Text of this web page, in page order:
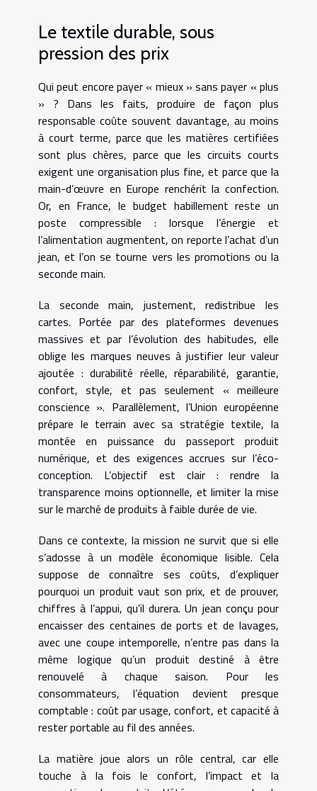
Le textile durable, sous
pression des prix
Qui peut encore payer « mieux » sans payer « plus
» ? Dans les faits, produire de façon plus
responsable coûte souvent davantage, au moins
à court terme, parce que les matières certifiées
sont plus chères, parce que les circuits courts
exigent une organisation plus fine, et parce que la
main-d’œuvre en Europe renchérit la confection.
Or, en France, le budget habillement reste un
poste compressible : lorsque l’énergie et
l’alimentation augmentent, on reporte l’achat d’un
jean, et l’on se tourne vers les promotions ou la
seconde main.
La seconde main, justement, redistribue les
cartes. Portée par des plateformes devenues
massives et par l’évolution des habitudes, elle
oblige les marques neuves à justifier leur valeur
ajoutée : durabilité réelle, réparabilité, garantie,
confort, style, et pas seulement « meilleure
conscience ». Parallèlement, l’Union européenne
prépare le terrain avec sa stratégie textile, la
montée en puissance du passeport produit
numérique, et des exigences accrues sur l’éco-
conception. L’objectif est clair : rendre la
transparence moins optionnelle, et limiter la mise
sur le marché de produits à faible durée de vie.
Dans ce contexte, la mission ne survit que si elle
s’adosse à un modèle économique lisible. Cela
suppose de connaître ses coûts, d’expliquer
pourquoi un produit vaut son prix, et de prouver,
chiffres à l’appui, qu’il durera. Un jean conçu pour
encaisser des centaines de ports et de lavages,
avec une coupe intemporelle, n’entre pas dans la
même logique qu’un produit destiné à être
renouvelé à chaque saison. Pour les
consommateurs, l’équation devient presque
comptable : coût par usage, confort, et capacité à
rester portable au fil des années.
La matière joue alors un rôle central, car elle
touche à la fois le confort, l’impact et la